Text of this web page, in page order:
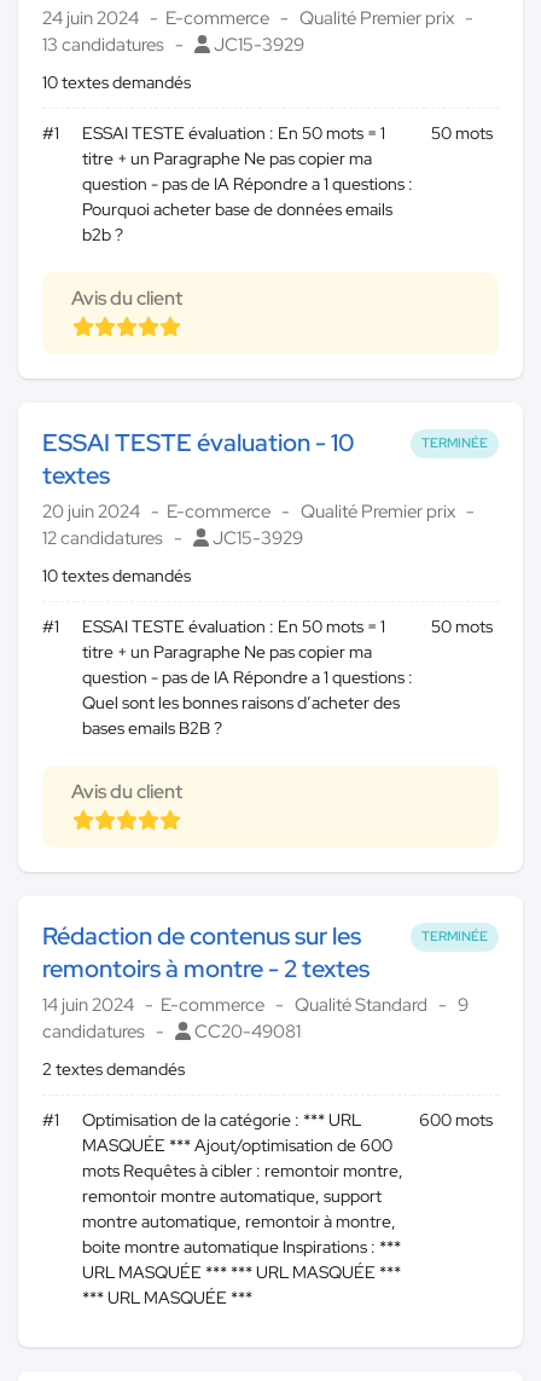
24 juin 2024 E-commerce
Qualité Premier prix
13 candidatures
JC15-3929
10 textes demandés
#1
ESSAI TESTE évaluation : En 50 mots = 1
titre + un Paragraphe Ne pas copier ma
question - pas de IA Répondre a 1 questions :
Pourquoi acheter base de données emails
b2b ?
50 mots
Avis du client
TERMINÉE
ESSAI TESTE évaluation - 10
textes
20 juin 2024 E-commerce
Qualité Premier prix
12 candidatures
JC15-3929
10 textes demandés
#1
ESSAI TESTE évaluation : En 50 mots = 1
titre + un Paragraphe Ne pas copier ma
question - pas de IA Répondre a 1 questions :
Quel sont les bonnes raisons d’acheter des
bases emails B2B ?
50 mots
Avis du client
TERMINÉE
Rédaction de contenus sur les
remontoirs à montre - 2 textes
14 juin 2024 E-commerce Qualité Standard
9
candidatures
CC20-49081
2 textes demandés
#1
Optimisation de la catégorie : *** URL
MASQUÉE *** Ajout/optimisation de 600
mots Requêtes à cibler : remontoir montre,
remontoir montre automatique, support
montre automatique, remontoir à montre,
boite montre automatique Inspirations : ***
URL MASQUÉE *** *** URL MASQUÉE ***
*** URL MASQUÉE ***
600 mots